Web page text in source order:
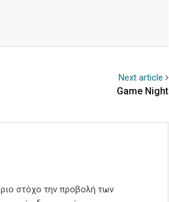
Next article
Game Night
στόχο την προβολή των